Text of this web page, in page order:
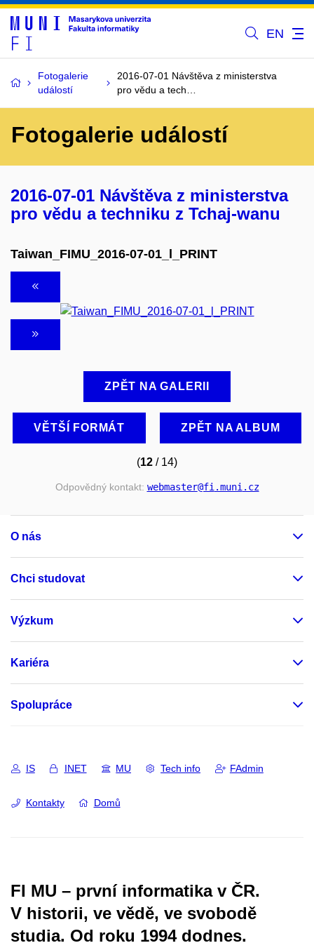
EN
Fotogalerie
událostí
2016-07-01 Návštěva z ministerstva
pro vědu a tech…
Fotogalerie událostí
2016-07-01 Návštěva z ministerstva
pro vědu a techniku z Tchaj-wanu
Taiwan_FIMU_2016-07-01_l_PRINT
ZPĚT NA GALERII
VĚTŠÍ FORMÁT ZPĚT NA ALBUM
(12 / 14)
Odpovědný kontakt: webmaster@fi.muni.cz
O nás
Chci studovat
Výzkum
Kariéra
Spolupráce
IS INET MU Tech info FAdmin
Kontakty Domů
FI MU – první informatika v ČR.
V historii, ve vědě, ve svobodě
studia. Od roku 1994 dodnes.